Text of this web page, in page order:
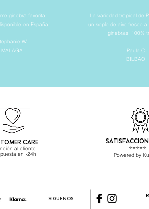
ginebra favorita!
en España!
W.
MALAGA
La variedad tropical de
un soplo de aire fresco
ginebras. 100%
Paula C.
BILBAO
CARE
al cliente
en -24h
Powered by
SIGUENOS